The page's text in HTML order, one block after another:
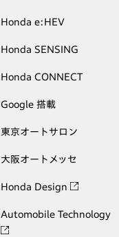
Honda e:HEV
Honda SENSING
Honda CONNECT
Google 搭載
東京オートサロン
大阪オートメッセ
Honda Design
Automobile Technology